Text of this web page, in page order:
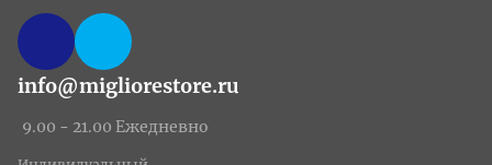
info@migliorestore.ru
9.00 - 21.00 Ежедневно